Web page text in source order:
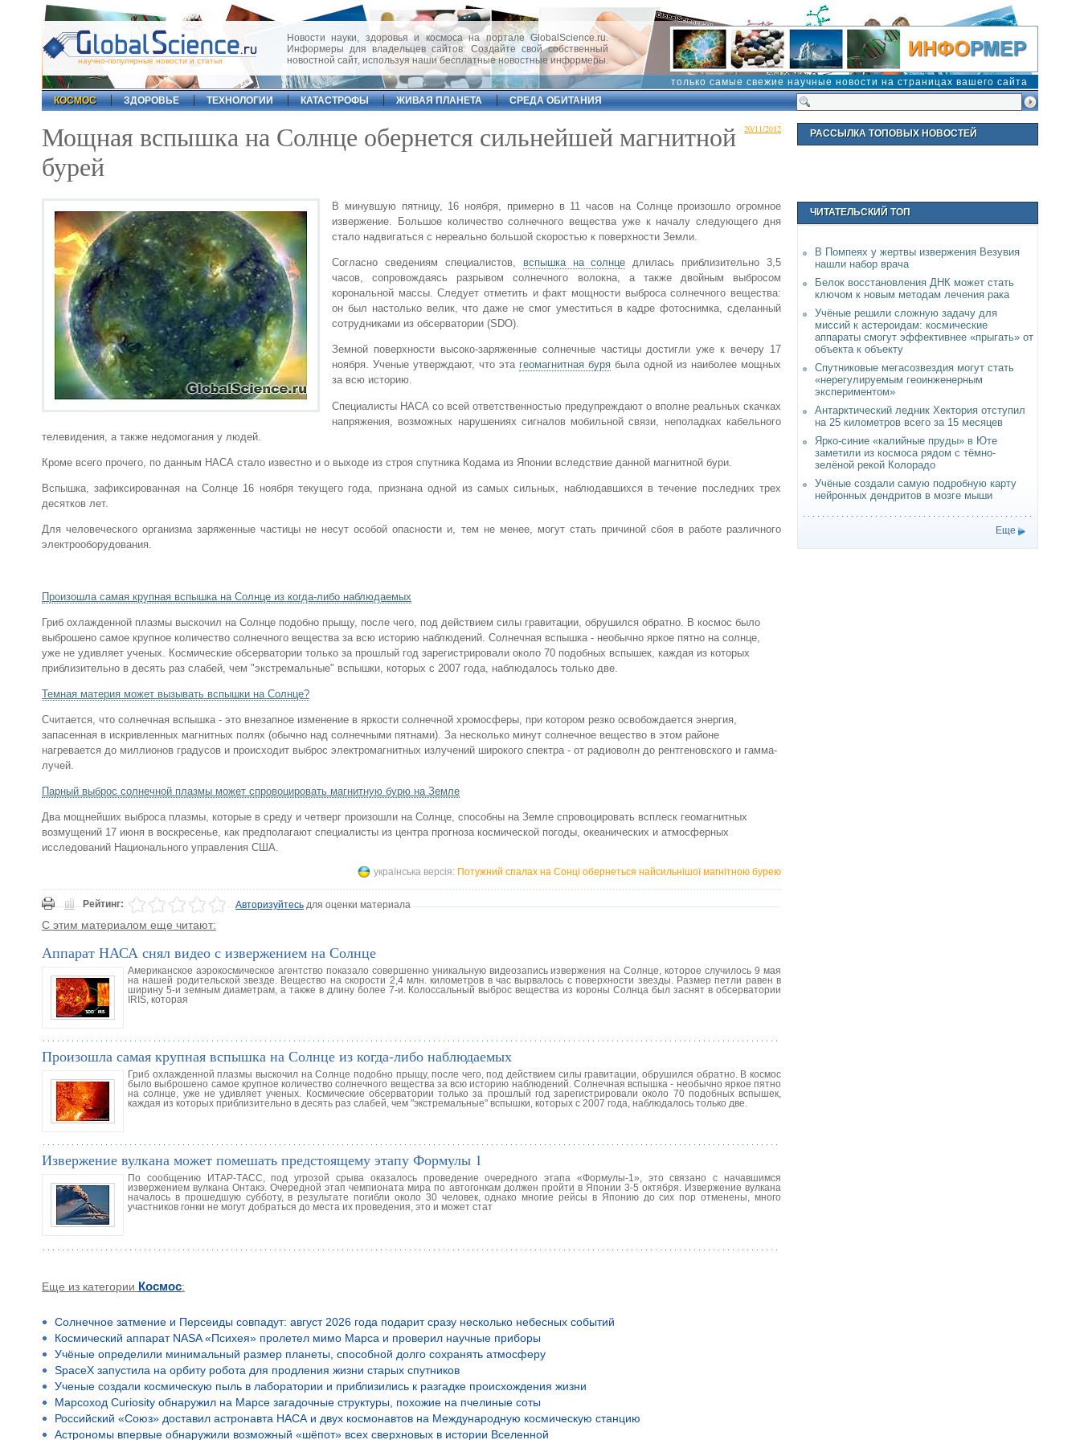
научно-популярные новости и статьи
Новости науки, здоровья и космоса на портале GlobalScience.ru.
Информеры для владельцев сайтов. Создайте свой собственный
новостной сайт, используя наши бесплатные новостные информеры.
только самые свежие научные новости на страницах вашего сайта
КОСМОС
ЗДОРОВЬЕ ТЕХНОЛОГИИ КАТАСТРОФЫ ЖИВАЯ ПЛАНЕТА СРЕДА ОБИТАНИЯ
20/11/2012
Мощная вспышка на Солнце обернется сильнейшей магнитной
бурей
В минувшую пятницу, 16 ноября, примерно в 11 часов на Солнце произошло огромное
извержение. Большое количество солнечного вещества уже к началу следующего дня
стало надвигаться с нереально большой скоростью к поверхности Земли.
Согласно сведениям специалистов, вспышка на солнце длилась приблизительно 3,5
часов, сопровождаясь разрывом солнечного волокна, а также двойным выбросом
корональной массы. Следует отметить и факт мощности выброса солнечного вещества:
он был настолько велик, что даже не смог уместиться в кадре фотоснимка, сделанный
сотрудниками из обсерватории (SDO).
Земной поверхности высоко-заряженные солнечные частицы достигли уже к вечеру 17
ноября. Ученые утверждают, что эта геомагнитная буря была одной из наиболее мощных
за всю историю.
Специалисты НАСА со всей ответственностью предупреждают о вполне реальных скачках
напряжения, возможных нарушениях сигналов мобильной связи, неполадках кабельного
телевидения, а также недомогания у людей.
Кроме всего прочего, по данным НАСА стало известно и о выходе из строя спутника Кодама из Японии вследствие данной магнитной бури.
Вспышка, зафиксированная на Солнце 16 ноября текущего года, признана одной из самых сильных, наблюдавшихся в течение последних трех
десятков лет.
Для человеческого организма заряженные частицы не несут особой опасности и, тем не менее, могут стать причиной сбоя в работе различного
электрооборудования.
Произошла самая крупная вспышка на Солнце из когда-либо наблюдаемых
Гриб охлажденной плазмы выскочил на Солнце подобно прыщу, после чего, под действием силы гравитации, обрушился обратно. В космос было
выброшено самое крупное количество солнечного вещества за всю историю наблюдений. Солнечная вспышка - необычно яркое пятно на солнце,
уже не удивляет ученых. Космические обсерватории только за прошлый год зарегистрировали около 70 подобных вспышек, каждая из которых
приблизительно в десять раз слабей, чем "экстремальные" вспышки, которых с 2007 года, наблюдалось только две.
Темная материя может вызывать вспышки на Солнце?
Считается, что солнечная вспышка - это внезапное изменение в яркости солнечной хромосферы, при котором резко освобождается энергия,
запасенная в искривленных магнитных полях (обычно над солнечными пятнами). За несколько минут солнечное вещество в этом районе
нагревается до миллионов градусов и происходит выброс электромагнитных излучений широкого спектра - от радиоволн до рентгеновского и гамма-
лучей.
Парный выброс солнечной плазмы может спровоцировать магнитную бурю на Земле
Два мощнейших выброса плазмы, которые в среду и четверг произошли на Солнце, способны на Земле спровоцировать всплеск геомагнитных
возмущений 17 июня в воскресенье, как предполагают специалисты из центра прогноза космической погоды, океанических и атмосферных
исследований Национального управления США.
українська версія: Потужний спалах на Сонці обернеться найсильнішої магнітною бурею
Рейтинг: Авторизуйтесьдля оценки материала
С этим материалом еще читают:
Аппарат НАСА снял видео с извержением на Солнце
Американское аэрокосмическое агентство показало совершенно уникальную видеозапись извержения на Солнце, которое случилось 9 мая
на нашей родительской звезде. Вещество на скорости 2,4 млн. километров в час вырвалось с поверхности звезды. Размер петли равен в
ширину 5-и земным диаметрам, а также в длину более 7-и. Колоссальный выброс вещества из короны Солнца был заснят в обсерватории
IRIS, которая
Произошла самая крупная вспышка на Солнце из когда-либо наблюдаемых
Гриб охлажденной плазмы выскочил на Солнце подобно прыщу, после чего, под действием силы гравитации, обрушился обратно. В космос
было выброшено самое крупное количество солнечного вещества за всю историю наблюдений. Солнечная вспышка - необычно яркое пятно
на солнце, уже не удивляет ученых. Космические обсерватории только за прошлый год зарегистрировали около 70 подобных вспышек,
каждая из которых приблизительно в десять раз слабей, чем "экстремальные" вспышки, которых с 2007 года, наблюдалось только две.
Извержение вулкана может помешать предстоящему этапу Формулы 1
По сообщению ИТАР-ТАСС, под угрозой срыва оказалось проведение очередного этапа «Формулы-1», это связано с начавшимся
извержением вулкана Онтакэ. Очередной этап чемпионата мира по автогонкам должен пройти в Японии 3-5 октября. Извержение вулкана
началось в прошедшую субботу, в результате погибли около 30 человек, однако многие рейсы в Японию до сих пор отменены, много
участников гонки не могут добраться до места их проведения, это и может стат
Еще из категории Космос:
Солнечное затмение и Персеиды совпадут: август 2026 года подарит сразу несколько небесных событий
Космический аппарат NASA «Психея» пролетел мимо Марса и проверил научные приборы
Учёные определили минимальный размер планеты, способной долго сохранять атмосферу
SpaceX запустила на орбиту робота для продления жизни старых спутников
Ученые создали космическую пыль в лаборатории и приблизились к разгадке происхождения жизни
Марсоход Curiosity обнаружил на Марсе загадочные структуры, похожие на пчелиные соты
Российский «Союз» доставил астронавта НАСА и двух космонавтов на Международную космическую станцию
Астрономы впервые обнаружили возможный «шёпот» всех сверхновых в истории Вселенной
РАССЫЛКА ТОПОВЫХ НОВОСТЕЙ
ЧИТАТЕЛЬСКИЙ ТОП
В Помпеях у жертвы извержения Везувия
нашли набор врача
Белок восстановления ДНК может стать
ключом к новым методам лечения рака
Учёные решили сложную задачу для
миссий к астероидам: космические
аппараты смогут эффективнее «прыгать» от
объекта к объекту
Спутниковые мегасозвездия могут стать
«нерегулируемым геоинженерным
экспериментом»
Антарктический ледник Хектория отступил
на 25 километров всего за 15 месяцев
Ярко-синие «калийные пруды» в Юте
заметили из космоса рядом с тёмно-
зелёной рекой Колорадо
Учёные создали самую подробную карту
нейронных дендритов в мозге мыши
Еще